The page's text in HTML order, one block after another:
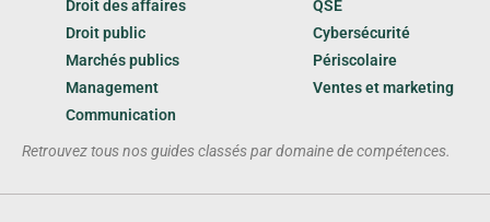
Droit des affaires
Droit public
Marchés publics
Management
Communication
QSE
Cybersécurité
Périscolaire
Ventes et marketing
Retrouvez tous nos guides classés par domaine de compétences.